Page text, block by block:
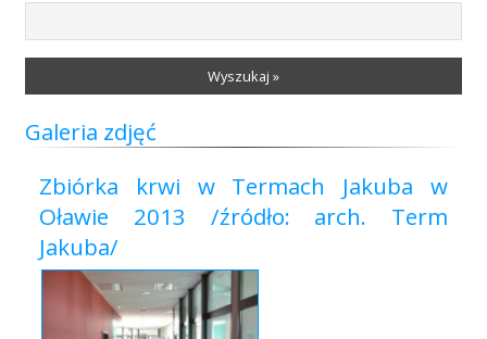
Wyszukaj »
Galeria zdjęć
Zbiórka krwi w Termach Jakuba w
Oławie 2013 /źródło: arch. Term
Jakuba/